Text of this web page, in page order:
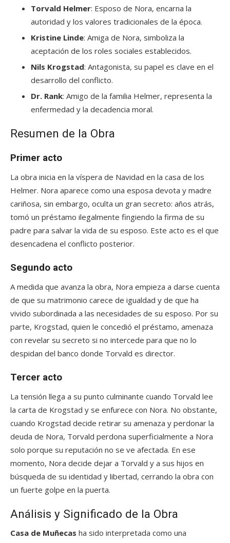
Torvald Helmer: Esposo de Nora, encarna la
autoridad y los valores tradicionales de la época.
Kristine Linde: Amiga de Nora, simboliza la
aceptación de los roles sociales establecidos.
Nils Krogstad: Antagonista, su papel es clave en el
desarrollo del conflicto.
Dr. Rank: Amigo de la familia Helmer, representa la
enfermedad y la decadencia moral.
Resumen de la Obra
Primer acto
La obra inicia en la víspera de Navidad en la casa de los
Helmer. Nora aparece como una esposa devota y madre
cariñosa, sin embargo, oculta un gran secreto: años atrás,
tomó un préstamo ilegalmente fingiendo la firma de su
padre para salvar la vida de su esposo. Este acto es el que
desencadena el conflicto posterior.
Segundo acto
A medida que avanza la obra, Nora empieza a darse cuenta
de que su matrimonio carece de igualdad y de que ha
vivido subordinada a las necesidades de su esposo. Por su
parte, Krogstad, quien le concedió el préstamo, amenaza
con revelar su secreto si no intercede para que no lo
despidan del banco donde Torvald es director.
Tercer acto
La tensión llega a su punto culminante cuando Torvald lee
la carta de Krogstad y se enfurece con Nora. No obstante,
cuando Krogstad decide retirar su amenaza y perdonar la
deuda de Nora, Torvald perdona superficialmente a Nora
solo porque su reputación no se ve afectada. En ese
momento, Nora decide dejar a Torvald y a sus hijos en
búsqueda de su identidad y libertad, cerrando la obra con
un fuerte golpe en la puerta.
Análisis y Significado de la Obra
Casa de Muñecas ha sido interpretada como una